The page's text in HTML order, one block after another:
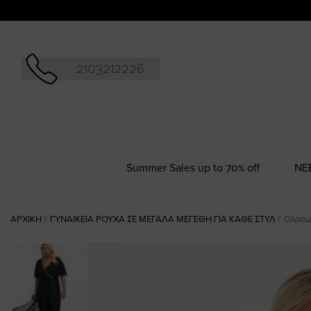
2103212226
Summer Sales up to 70% off
ΑΡΧΙΚΉ ΓΥΝΑΙΚΕΊΑ ΡΟΎΧΑ ΣΕ ΜΕΓΆΛΑ ΜΕΓΈΘΗ ΓΙΑ ΚΆΘΕ ΣΤΥΛ